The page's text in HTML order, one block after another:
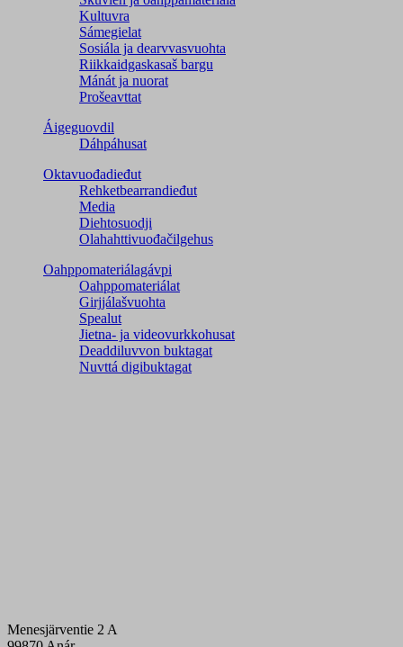
Kultuvra
Sámegielat
Sosiála ja dearvvasvuohta
Riikkaidgaskasaš bargu
Mánát ja nuorat
Prošeavttat
Áigeguovdil
Dáhpáhusat
Oktavuođadieđut
Rehketbearrandieđut
Media
Diehtosuodji
Olahahttivuođačilgehus
Oahppomateriálagávpi
Oahppomateriálat
Girjjálašvuohta
Spealut
Jietna- ja videovurkkohusat
Deaddiluvvon buktagat
Nuvttá digibuktagat
Menesjärventie 2 A